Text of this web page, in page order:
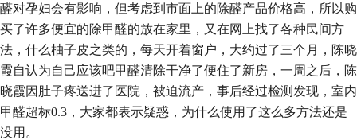
醛对孕妇会有影响，但考虑到市面上的除醛产品价格高，所以购
买了许多便宜的除甲醛的放在家里，又在网上找了各种民间方
法，什么柚子皮之类的，每天开着窗户，大约过了三个月，陈晓
霞自认为自己应该吧甲醛清除干净了便住了新房，一周之后，陈
晓霞因肚子疼送进了医院，被迫流产，事后经过检测发现，室内
甲醛超标0.3 ，大家都表示疑惑，为什么使用了这么多方法还是
没用。